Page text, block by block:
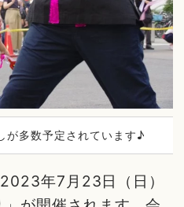
が多数予定されています♪
年7月23日（日）